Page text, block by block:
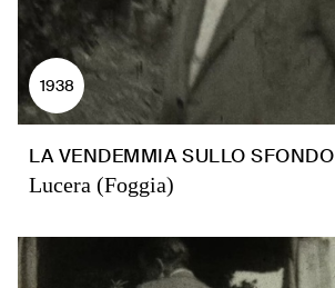
1938
LA VENDEMMIA SULLO SFONDO
Lucera (Foggia)